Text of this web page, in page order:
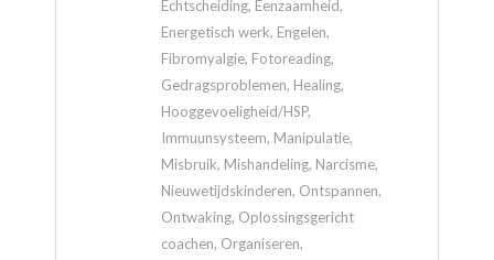
Echtscheiding, Eenzaamheid,
Energetisch werk, Engelen,
Fibromyalgie, Fotoreading,
Gedragsproblemen, Healing,
Hooggevoeligheid/HSP,
Immuunsysteem, Manipulatie,
Misbruik, Mishandeling, Narcisme,
Nieuwetijdskinderen, Ontspannen,
Ontwaking, Oplossingsgericht
coachen, Organiseren,